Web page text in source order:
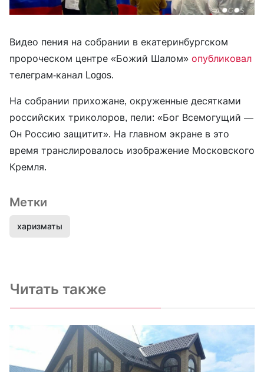
Видео пения на собрании в екатеринбургском
пророческом центре «Божий Шалом» опубликовал
телеграм-канал Logos.
На собрании прихожане, окруженные десятками
российских триколоров, пели: «Бог Всемогущий —
Он Россию защитит». На главном экране в это
время транслировалось изображение Московского
Кремля.
Метки
харизматы
Читать также